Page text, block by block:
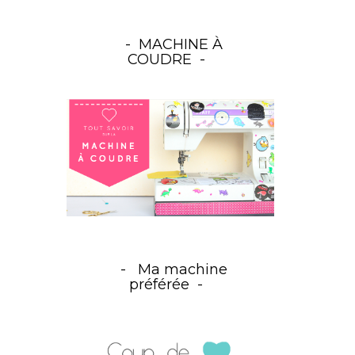
MACHINE À
COUDRE
Ma machine
préférée